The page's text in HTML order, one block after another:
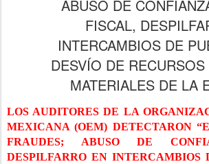
ABUSO DE
FISCAL,
INTERCAMBIOS DE
DESVÍO DE
MATERIALES DE LA
LOS AUDITORES DE LA
MEXICANA (OEM) DETECTARON
FRAUDES; ABUSO DE
DESPILFARRO EN INTERCAMBIOS